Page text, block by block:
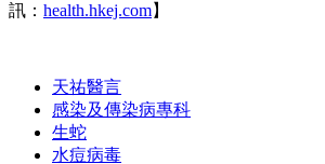
訊： health.hkej.com】
天祐醫言
感染及傳染病專科
生蛇
水痘病毒